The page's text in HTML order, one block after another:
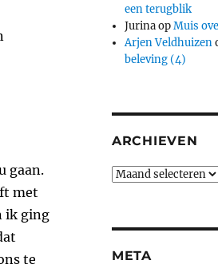
gaan.
met
ik ging
te
een terugblik
JurinaopMuis
Arjen Veldhuizen
beleving (4)
ARCHIEVEN
Archieven
META